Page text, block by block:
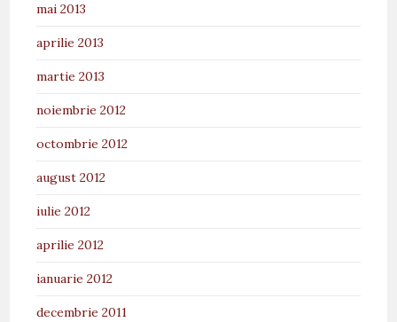
mai 2013
aprilie 2013
martie 2013
noiembrie 2012
octombrie 2012
august 2012
iulie 2012
aprilie 2012
ianuarie 2012
decembrie 2011